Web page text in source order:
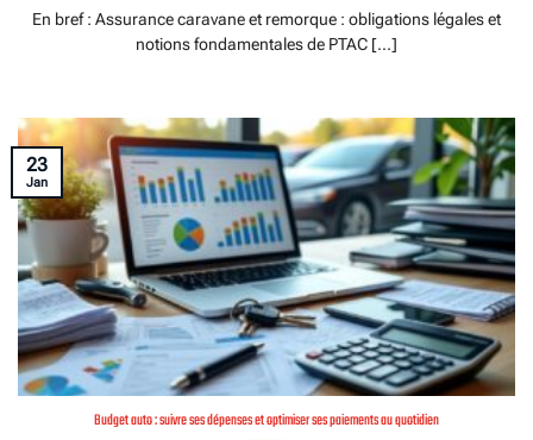
En bref : Assurance caravane et remorque : obligations légales et
notions fondamentales de PTAC [...]
Budget auto : suivre ses dépenses et optimiser ses paiements au quotidien
23
Jan